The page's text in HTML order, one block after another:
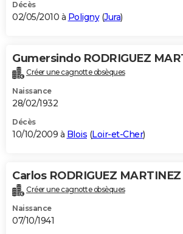
Décès
02/05/2010 à Poligny(Jura)
Gumersindo RODRIGUEZ
Créer une cagnotte obsèques
Naissance
28/02/1932
Décès
10/10/2009 à Blois (Loir-et-Cher)
Carlos RODRIGUEZ MARTINEZ
Créer une cagnotte obsèques
Naissance
07/10/1941